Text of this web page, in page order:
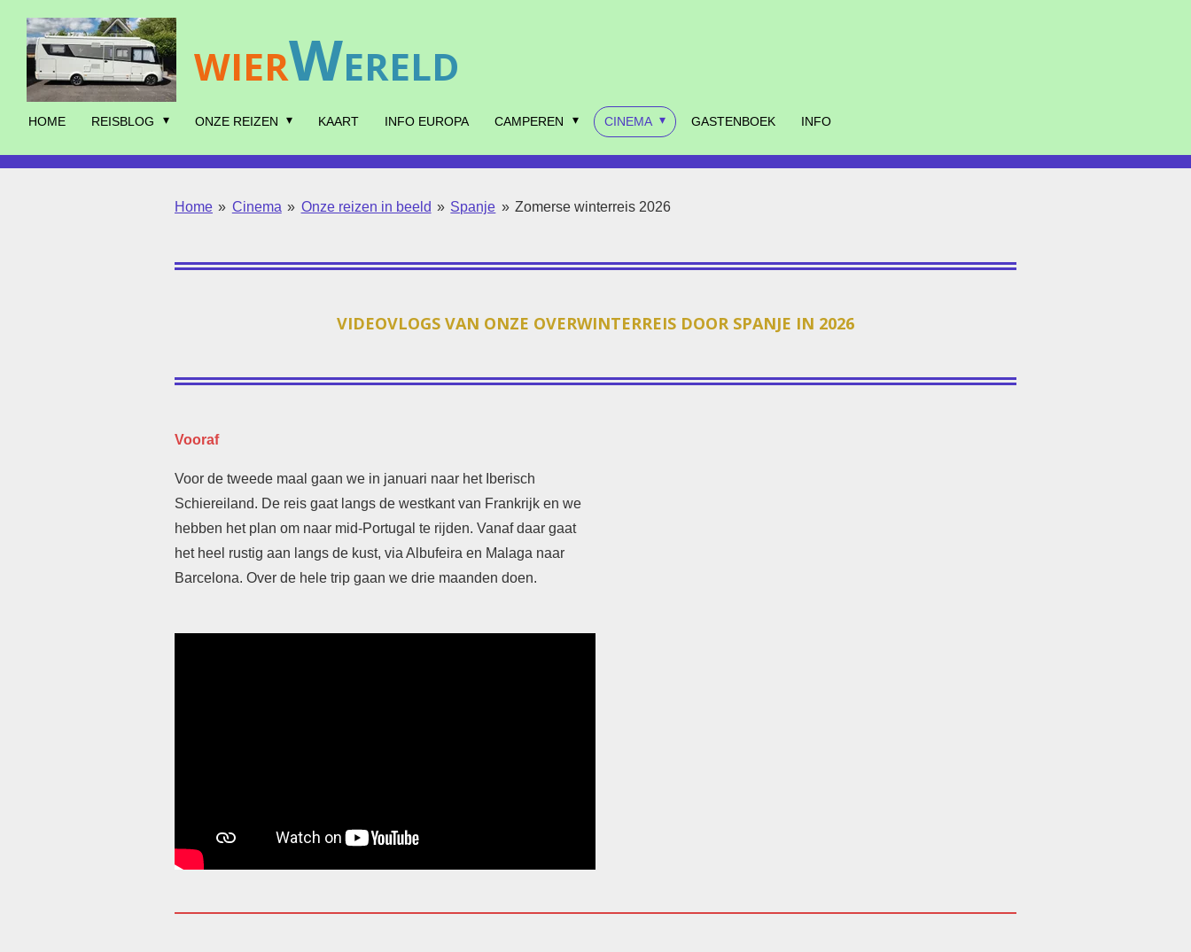
direct
naar
hoofdinhoud
WIERWERELD
HOME REISBLOG ONZE REIZEN KAART INFO EUROPA CAMPEREN CINEMA GASTENBOEK INFO
Home » Cinema » Onze reizen in beeld » Spanje » Zomerse winterreis 2026
VIDEOVLOGS VAN ONZE OVERWINTERREIS DOOR SPANJE IN 2026
Vooraf
Voor de tweede maal gaan we in januari naar het Iberisch
Schiereiland. De reis gaat langs de westkant van Frankrijk en we
hebben het plan om naar mid-Portugal te rijden. Vanaf daar gaat
het heel rustig aan langs de kust, via Albufeira en Malaga naar
Barcelona. Over de hele trip gaan we drie maanden doen.